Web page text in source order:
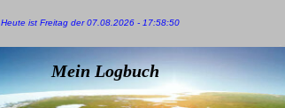
Heute ist Freitag der 07.08.2026 - 17:58:50
Mein Logbuch